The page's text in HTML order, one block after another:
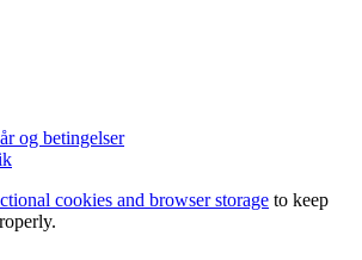
og betingelser
cookies and browser storage to keep